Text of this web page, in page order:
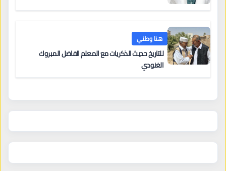
هنا وطني
للتاريخ حديث الذكريات مع المعلم الفاضل المبروك
الغنودي